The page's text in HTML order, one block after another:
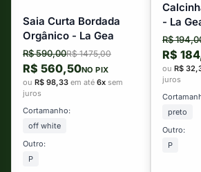
Saia Curta Bordada
Orgânico - La Gea
R$ 590,00R$ 1475,00
R$ 560,50NO PIX
ou R$ 98,33 em até 6x sem
juros
Cortamanho:
off white
Outro:
P
- La
R$
R$
ou R$
juros
preto
Outro:
P